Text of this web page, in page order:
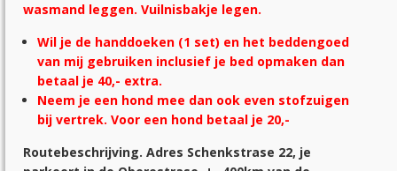
wasmand leggen. Vuilnisbakje legen.
Wil je de handdoeken (1 set) en het beddengoed
van mij gebruiken inclusief je bed opmaken dan
betaal je 40,- extra.
Neem je een hond mee dan ook even stofzuigen
bij vertrek. Voor een hond betaal je 20,-
Routebeschrijving. Adres Schenkstrase 22, je